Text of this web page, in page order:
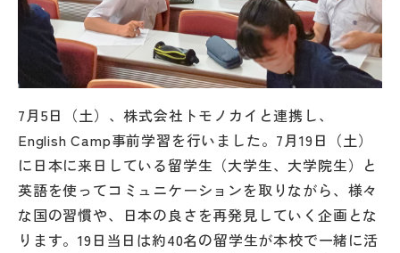
学校からのお知らせ
学校HP最新情報
特集
NettyLandかわら版
その他
7月5日（土）、株式会社トモノカイと連携し、
English Camp事前学習を行いました。7月19日（土）
に日本に来日している留学生（大学生、大学院生）と
英語を使ってコミュニケーションを取りながら、様々
な国の習慣や、日本の良さを再発見していく企画とな
ります。19日当日は約40名の留学生が本校で一緒に活